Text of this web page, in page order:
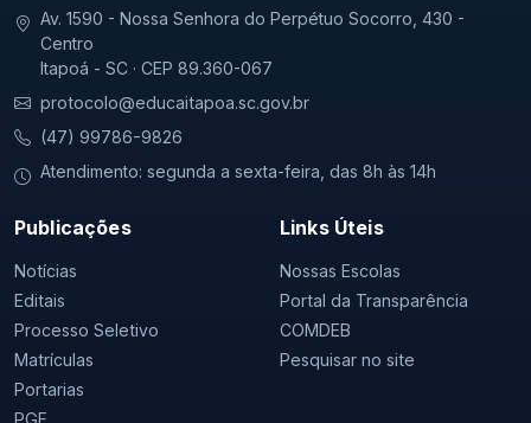
Av. 1590 - Nossa Senhora do Perpétuo Socorro, 430 -
Centro
Itapoá - SC · CEP 89.360-067
protocolo@educaitapoa.sc.gov.br
(47) 99786-9826
Atendimento: segunda a sexta-feira, das 8h às 14h
Publicações
Notícias
Editais
Processo Seletivo
Matrículas
Portarias
PGE
Links Úteis
Nossas Escolas
Portal da Transparência
COMDEB
Pesquisar no site